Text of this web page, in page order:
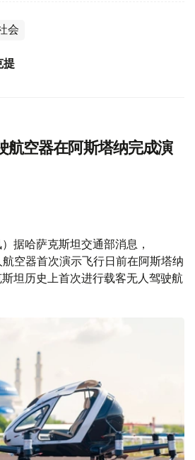
会
提
航空器在阿斯塔纳完成演
据哈萨克斯坦交通部消息，
空器首次演示飞行日前在阿斯塔纳
坦历史上首次进行载客无人驾驶航